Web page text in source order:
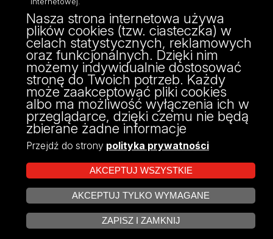
ul. Narutowicza 68, 90-136 Łódź
NIP: 724 000 32 43
Adres do doręczeń elektronicznych (ADE):
AE:PL-74796-17640-IHHIV-17
KONTAKT
Projekt Multiportalu UŁ współfinansowany z funduszy Unii Europejskiej w
ramach konkursu NCBR
Nasza strona internetowa używa
plików cookies (tzw. ciasteczka) w
celach statystycznych, reklamowych
oraz funkcjonalnych. Dzięki nim
możemy indywidualnie dostosować
stronę do Twoich potrzeb. Każdy
może zaakceptować pliki cookies
albo ma możliwość wyłączenia ich w
przeglądarce, dzięki czemu nie będą
zbierane żadne informacje
Przejdź do strony polityka prywatności
AKCEPTUJ WSZYSTKIE
AKCEPTUJ TYLKO WYMAGANE
ZAPISZ I ZAMKNIJ
ZARZĄDZAJ COOKIES